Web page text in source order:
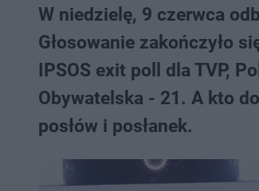
W niedzielę, 9 czerwca
Głosowanie zakończyło
IPSOS exit poll dla TVP,
Obywatelska - 21. A kto
posłów i posłanek.